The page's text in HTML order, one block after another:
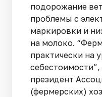
подорожание
проблемы с
маркировки и
на молоко.
практически на
президент
(фермерских)